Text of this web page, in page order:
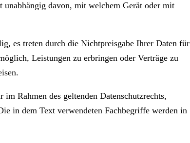
davon, mit welchem Gerät oder mit
es treten durch die Nichtpreisgabe Ihrer Daten für
Leistungen zu erbringen oder Verträge zu
Rahmen des geltenden Datenschutzrechts,
in dem Text verwendeten Fachbegriffe werden in